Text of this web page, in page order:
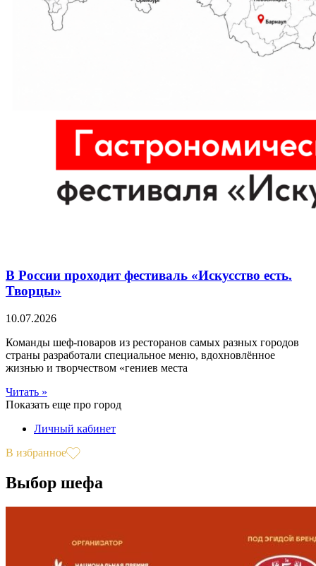
В России проходит фестиваль «Искусство есть.
Творцы»
10.07.2026
Команды шеф-поваров из ресторанов самых разных городов
страны разработали специальное меню, вдохновлённое
жизнью и творчеством «гениев места
Читать »
Показать еще про город
Личный кабинет
В избранное
Выбор шефа